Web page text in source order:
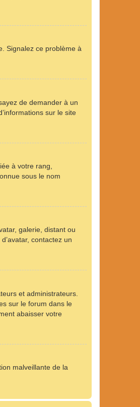
Signalez ce problème à
de demander à un
sur le site
à votre rang,
sous le nom
galerie, distant ou
contactez un
et administrateurs.
sur le forum dans le
abaisser votre
malveillante de la